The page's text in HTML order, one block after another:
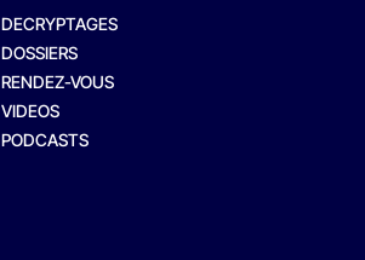
DECRYPTAGES
DOSSIERS
RENDEZ-VOUS
VIDEOS
PODCASTS